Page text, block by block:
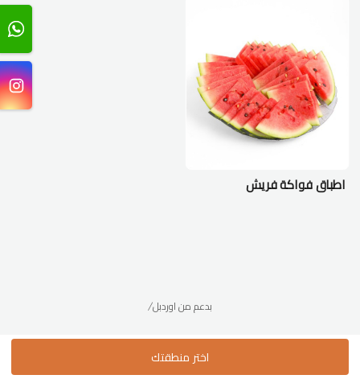
اطباق فواكة فريش
/بدعم من اوردبل
اختر منطقتك